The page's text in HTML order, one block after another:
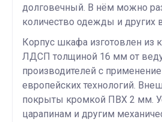
долговечный. В нём можно
количество одежды и других
Корпус шкафа изготовлен из
ЛДСП толщиной 16 мм от
производителей с
европейских технологий.
покрыты кромкой ПВХ 2 мм.
царапинам и другим